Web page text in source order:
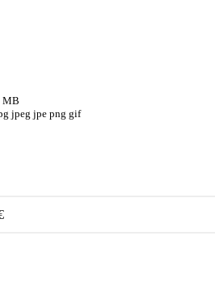
MB
jpeg jpe png gif